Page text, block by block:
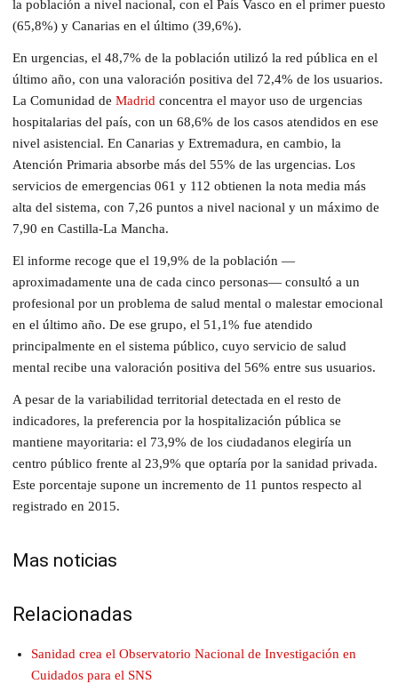
la población a nivel nacional, con el País Vasco en el primer puesto
(65,8%) y Canarias en el último (39,6%).
En urgencias, el 48,7% de la población utilizó la red pública en el
último año, con una valoración positiva del 72,4% de los usuarios.
La Comunidad de Madrid concentra el mayor uso de urgencias
hospitalarias del país, con un 68,6% de los casos atendidos en ese
nivel asistencial. En Canarias y Extremadura, en cambio, la
Atención Primaria absorbe más del 55% de las urgencias. Los
servicios de emergencias 061 y 112 obtienen la nota media más
alta del sistema, con 7,26 puntos a nivel nacional y un máximo de
7,90 en Castilla-La Mancha.
El informe recoge que el 19,9% de la población —
aproximadamente una de cada cinco personas— consultó a un
profesional por un problema de salud mental o malestar emocional
en el último año. De ese grupo, el 51,1% fue atendido
principalmente en el sistema público, cuyo servicio de salud
mental recibe una valoración positiva del 56% entre sus usuarios.
A pesar de la variabilidad territorial detectada en el resto de
indicadores, la preferencia por la hospitalización pública se
mantiene mayoritaria: el 73,9% de los ciudadanos elegiría un
centro público frente al 23,9% que optaría por la sanidad privada.
Este porcentaje supone un incremento de 11 puntos respecto al
registrado en 2015.
Mas noticias
Relacionadas
Sanidad crea el Observatorio Nacional de Investigación en
Cuidados para el SNS